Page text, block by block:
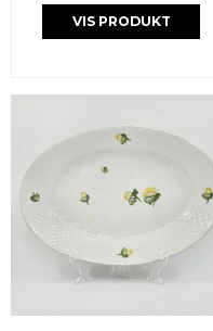
VIS PRODUKT